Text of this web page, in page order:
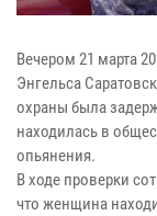
Вечером 21 марта
Энгельса
охраны была
находилась в
опьянения.
В ходе проверки
что женщина